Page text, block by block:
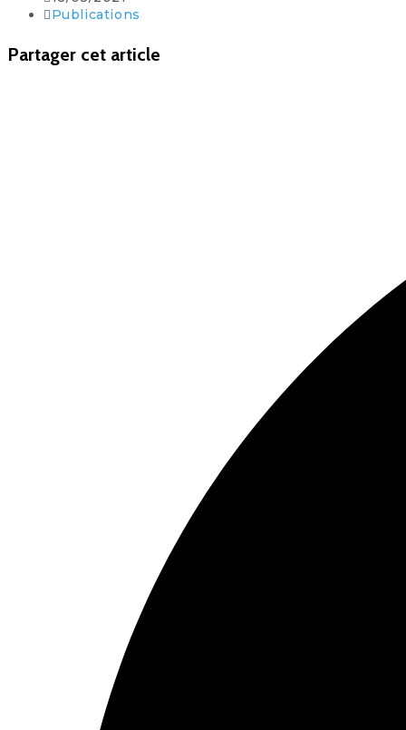
Publications
Partager cet article